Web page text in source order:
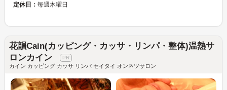
定休日： 毎週木曜日
花韻Cain(カッピング・カッサ・リンパ・整体)温熱サ
ロンカイン
カイン カッピング カッサ リンパ セイタイ オンネツサロン